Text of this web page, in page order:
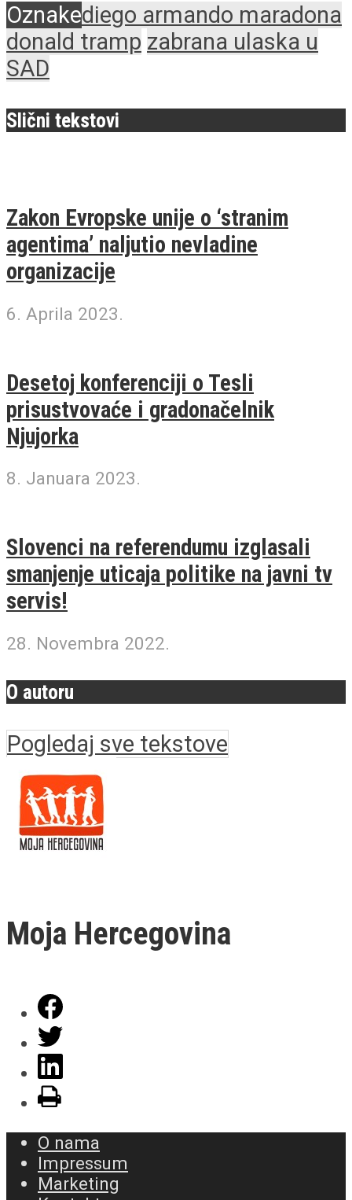
Oznakediego armando maradona
donald tramp zabrana ulaska u
SAD
Slični tekstovi
Zakon Evropske unije o ‘stranim
agentima’ naljutio nevladine
organizacije
6. Aprila 2023.
Desetoj konferenciji o Tesli
prisustvovaće i gradonačelnik
Njujorka
8. Januara 2023.
Slovenci na referendumu izglasali
smanjenje uticaja politike na javni tv
servis!
28. Novembra 2022.
O autoru
Pogledaj sve tekstove
Moja Hercegovina
O nama
Impressum
Marketing